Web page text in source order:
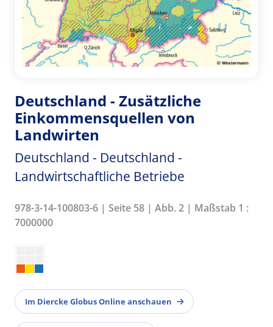
Deutschland - Zusätzliche
Einkommensquellen von
Landwirten
Deutschland - Deutschland -
Landwirtschaftliche Betriebe
978-3-14-100803-6 | Seite 58 | Abb. 2 | Maßstab 1 :
7000000
Im Diercke Globus Online anschauen